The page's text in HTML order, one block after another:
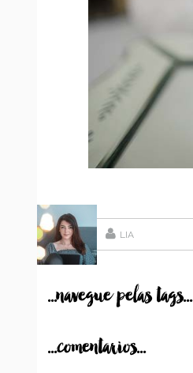
LIA
...navegue pelas tags...
...comentarios...